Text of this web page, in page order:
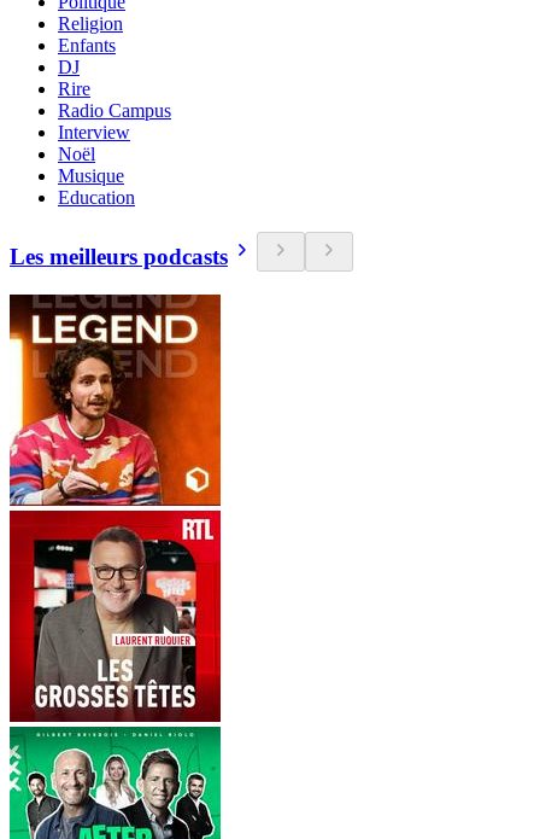
Religion
Enfants
DJ
Rire
Radio Campus
Interview
Noël
Musique
Education
Les meilleurs podcasts